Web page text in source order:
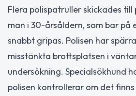
Flera polispatruller skickades till
man i 30-årsåldern, som bar på
snabbt gripas. Polisen har
misstänkta brottsplatsen i
undersökning. Specialsökhund
polisen kontrollerar om det finns